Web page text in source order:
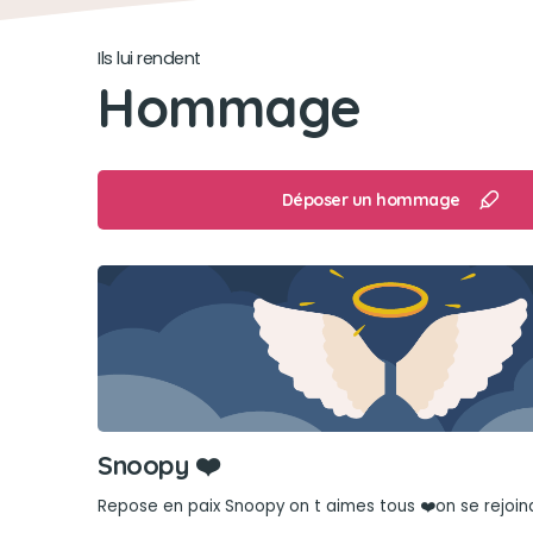
Ils lui rendent
Hommage
Déposer un hommage
Snoopy ❤️
Repose en paix Snoopy on t aimes tous ❤️on se